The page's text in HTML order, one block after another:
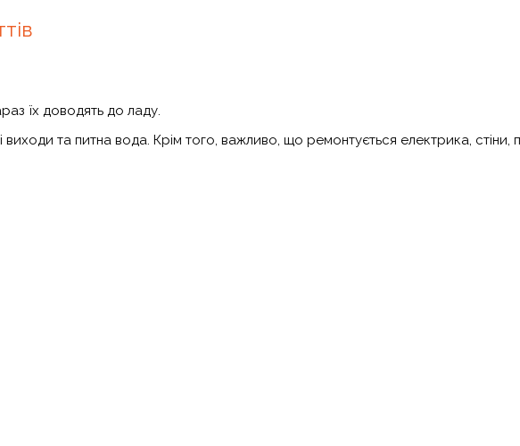
їх доводять до ладу.
та питна вода. Крім того, важливо, що ремонтується електрика, стіни,